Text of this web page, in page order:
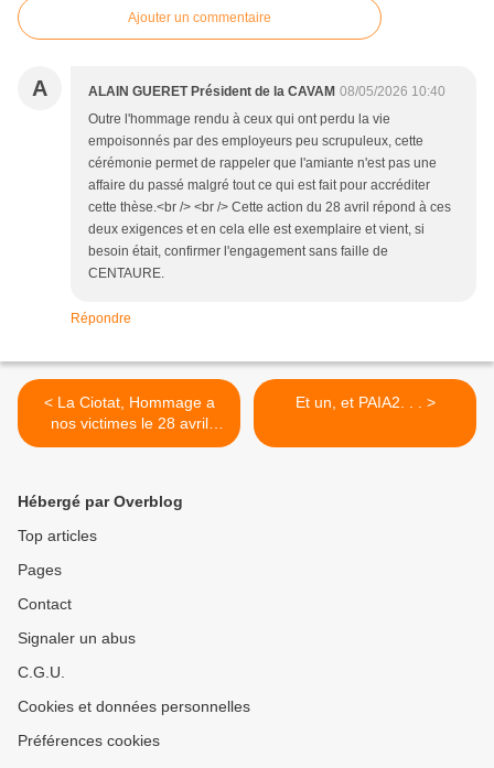
Ajouter un commentaire
A ALAIN GUERET Président de la CAVAM 08/05/2026 10:40
Outre l'hommage rendu à ceux qui ont perdu la vie
empoisonnés par des employeurs peu scrupuleux, cette
cérémonie permet de rappeler que l'amiante n'est pas une
affaire du passé malgré tout ce qui est fait pour accréditer
cette thèse.<br /> <br /> Cette action du 28 avril répond à ces
deux exigences et en cela elle est exemplaire et vient, si
besoin était, confirmer l'engagement sans faille de
CENTAURE.
Répondre
< La Ciotat, Hommage a
nos victimes le 28 avril
2026
Et un, et PAIA2. . . >
Hébergé par Overblog
Top articles
Pages
Contact
Signaler un abus
C.G.U.
Cookies et données personnelles
Préférences cookies